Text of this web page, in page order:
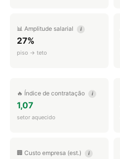
📊 Amplitude salarial i
27%
piso → teto
🔥 Índice de contratação i
1,07
setor aquecido
🏢 Custo empresa (est.) i